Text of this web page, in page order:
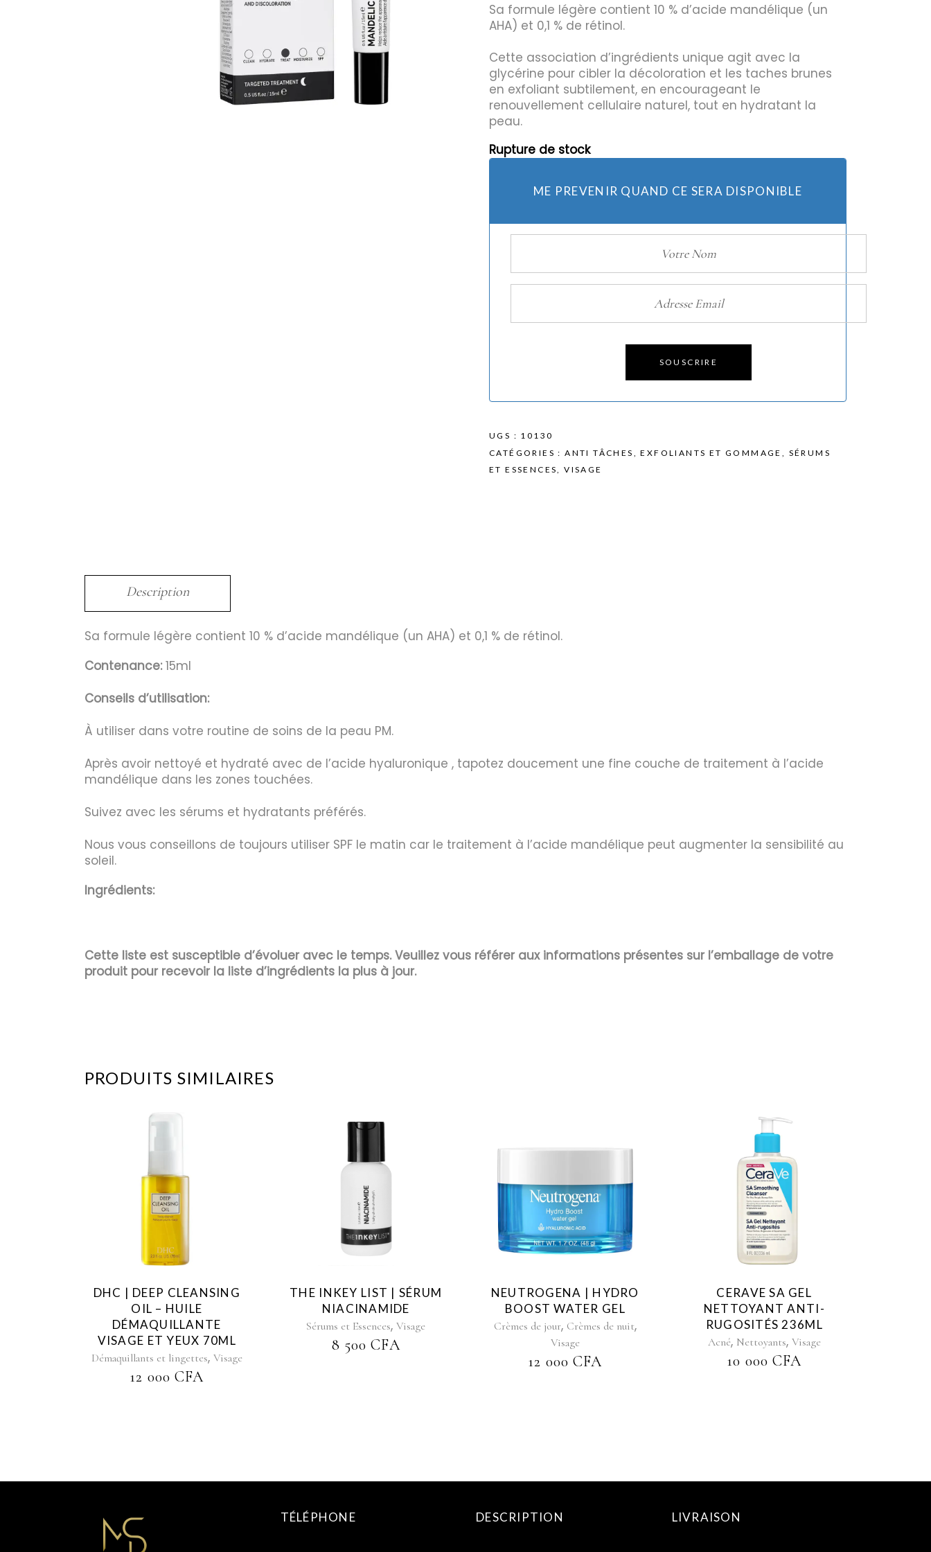
Crèmes et rasoirs
Cires
Protection Solaire
Huiles
Bougies
Sa formule légère contient 10 % d’acide mandélique (un
AHA) et 0,1 % de rétinol.
Cette association d’ingrédients unique agit avec la
glycérine pour cibler la décoloration et les taches brunes
en exfoliant subtilement, en encourageant le
renouvellement cellulaire naturel, tout en hydratant la
peau.
Rupture de stock
ME PREVENIR QUAND CE SERA DISPONIBLE
SOUSCRIRE
UGS : 10130
CATÉGORIES :ANTI TÂCHES ,EXFOLIANTS ET GOMMAGE , SÉRUMS
ET ESSENCES,VISAGE
Description
Sa formule légère contient 10 % d’acide mandélique (un AHA) et 0,1 % de rétinol.
Contenance:15ml
Conseils d’utilisation:
À utiliser dans votre routine de soins de la peau PM.
Après avoir nettoyé et hydraté avec de l’acide hyaluronique , tapotez doucement une fine couche de traitement à l’acide
mandélique dans les zones touchées.
Suivez avec les sérums et hydratants préférés.
Nous vous conseillons de toujours utiliser SPF le matin car le traitement à l’acide mandélique peut augmenter la sensibilité au
soleil.
Ingrédients:
Cette liste est susceptible d’évoluer avec le temps. Veuillez vous référer aux informations présentes sur l’emballage de votre
produit pour recevoir la liste d’ingrédients la plus à jour.
PRODUITS SIMILAIRES
DHC | DEEP CLEANSING
OIL – HUILE
DÉMAQUILLANTE
VISAGE ET YEUX 70ML
Démaquillants et lingettes, Visage
12 000 CFA
THE INKEY LIST | SÉRUM
NIACINAMIDE
Sérums et Essences,Visage
8 500CFA
NEUTROGENA | HYDRO
BOOST WATER GEL
Crèmes de jour, Crèmes de nuit,
Visage
12 000 CFA
CERAVE SA GEL
NETTOYANT ANTI-
RUGOSITÉS 236ML
Acné, Nettoyants, Visage
10 000 CFA
TÉLÉPHONE DESCRIPTION LIVRAISON